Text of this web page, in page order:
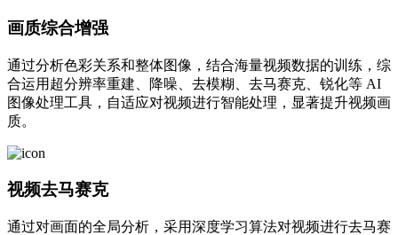
画质综合增强
通过分析色彩关系和整体图像，结合海量视频数据的训练，综
合运用超分辨率重建、降噪、去模糊、去马赛克、锐化等 AI
图像处理工具，自适应对视频进行智能处理，显著提升视频画
质。
视频去马赛克
通过对画面的全局分析，采用深度学习算法对视频进行去马赛